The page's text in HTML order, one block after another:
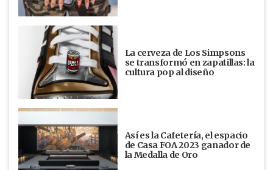
La cerveza de Los Simpsons
se transformó en zapatillas: la
cultura pop al diseño
Así es la Cafetería, el espacio
de Casa FOA 2023 ganador de
la Medalla de Oro